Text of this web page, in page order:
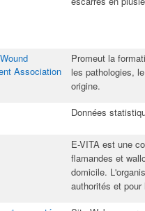
Association​
​Promeut la
les pathologies,
origine.
​Données
​E-VITA est une
flamandes et
domicile.
authorités et